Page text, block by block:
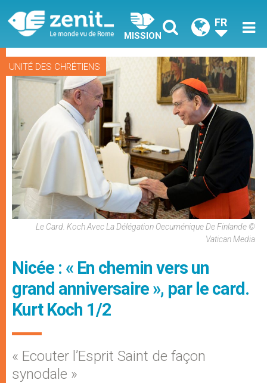
MISSION
FR
UNITÉ DES CHRÉTIENS
Le Card. Koch Avec La Délégation Oecuménique De Finlande ©
Vatican Media
Nicée : « En chemin vers un
grand anniversaire », par le card.
Kurt Koch 1/2
« Ecouter l’Esprit Saint de façon
synodale »